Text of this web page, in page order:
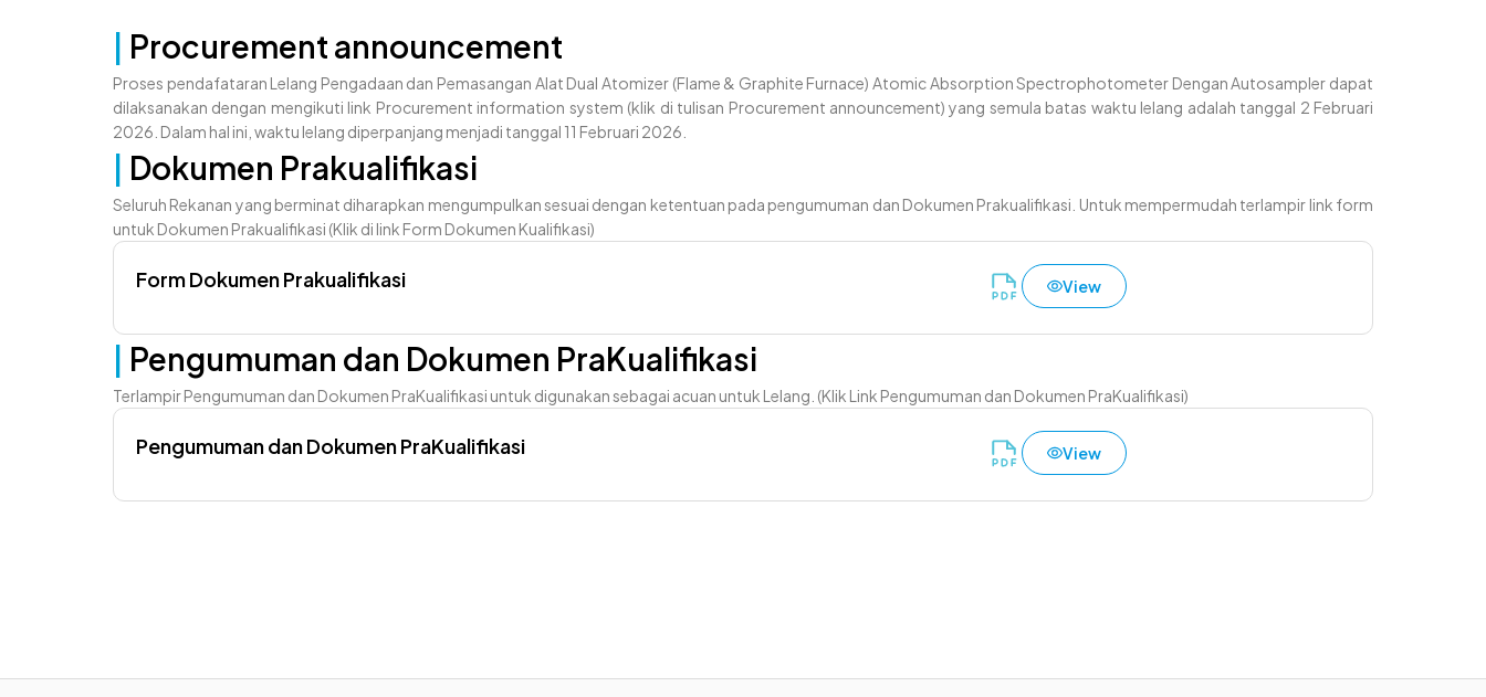
Procurement announcement
Proses pendafataran Lelang Pengadaan dan Pemasangan Alat Dual Atomizer (Flame & Graphite Furnace) Atomic Absorption Spectrophotometer Dengan Autosampler dapat
dilaksanakan dengan mengikuti link Procurement information system (klik di tulisan Procurement announcement) yang semula batas waktu lelang adalah tanggal 2 Februari
2026. Dalam hal ini, waktu lelang diperpanjang menjadi tanggal 11 Februari 2026.
Dokumen Prakualifikasi
Seluruh Rekanan yang berminat diharapkan mengumpulkan sesuai dengan ketentuan pada pengumuman dan Dokumen Prakualifikasi. Untuk mempermudah terlampir link form
untuk Dokumen Prakualifikasi (Klik di link Form Dokumen Kualifikasi)
Form Dokumen Prakualifikasi View
Pengumuman dan Dokumen PraKualifikasi
Terlampir Pengumuman dan Dokumen PraKualifikasi untuk digunakan sebagai acuan untuk Lelang. (Klik Link Pengumuman dan Dokumen PraKualifikasi)
Pengumuman dan Dokumen PraKualifikasi View